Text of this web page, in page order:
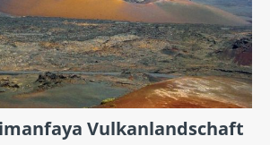
Vulkanlandschaft